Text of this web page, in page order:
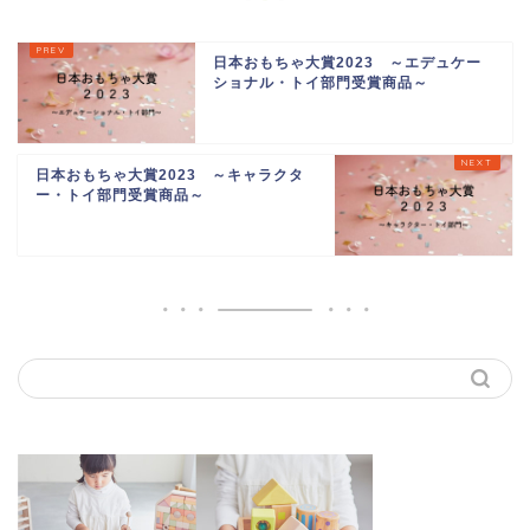
日本おもちゃ大賞2023 ～エデュケー
ショナル・トイ部門受賞商品～
日本おもちゃ大賞2023 ～キャラクタ
ー・トイ部門受賞商品～